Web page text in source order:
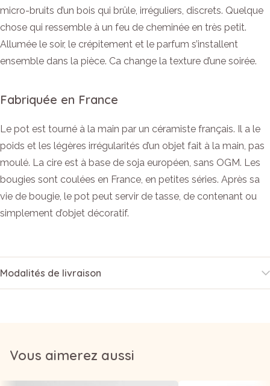
micro-bruits d’un bois qui brûle, irréguliers, discrets. Quelque
chose qui ressemble à un feu de cheminée en très petit.
Allumée le soir, le crépitement et le parfum s’installent
ensemble dans la pièce. Ca change la texture d’une soirée.
Fabriquée en France
Le pot est tourné à la main par un céramiste français. Il a le
poids et les légères irrégularités d’un objet fait à la main, pas
moulé. La cire est à base de soja européen, sans OGM. Les
bougies sont coulées en France, en petites séries. Après sa
vie de bougie, le pot peut servir de tasse, de contenant ou
simplement d’objet décoratif.
Modalités de livraison
Vous aimerez aussi